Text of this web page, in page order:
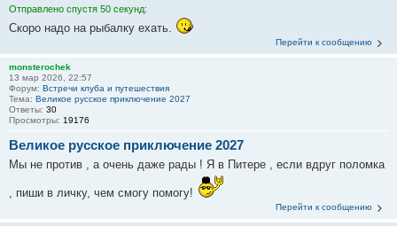
Отправлено спустя 50 секунд:
Скоро надо на рыбалку ехать.
Перейти к сообщению
monsterochek
13 мар 2026, 22:57
Форум: Встречи клуба и путешествия
Тема: Великое русское приключение 2027
Ответы: 30
Просмотры: 19176
Великое русское приключение 2027
Мы не против , а очень даже рады ! Я в Питере , если вдруг поломка
, пиши в личку, чем смогу помогу!
Перейти к сообщению